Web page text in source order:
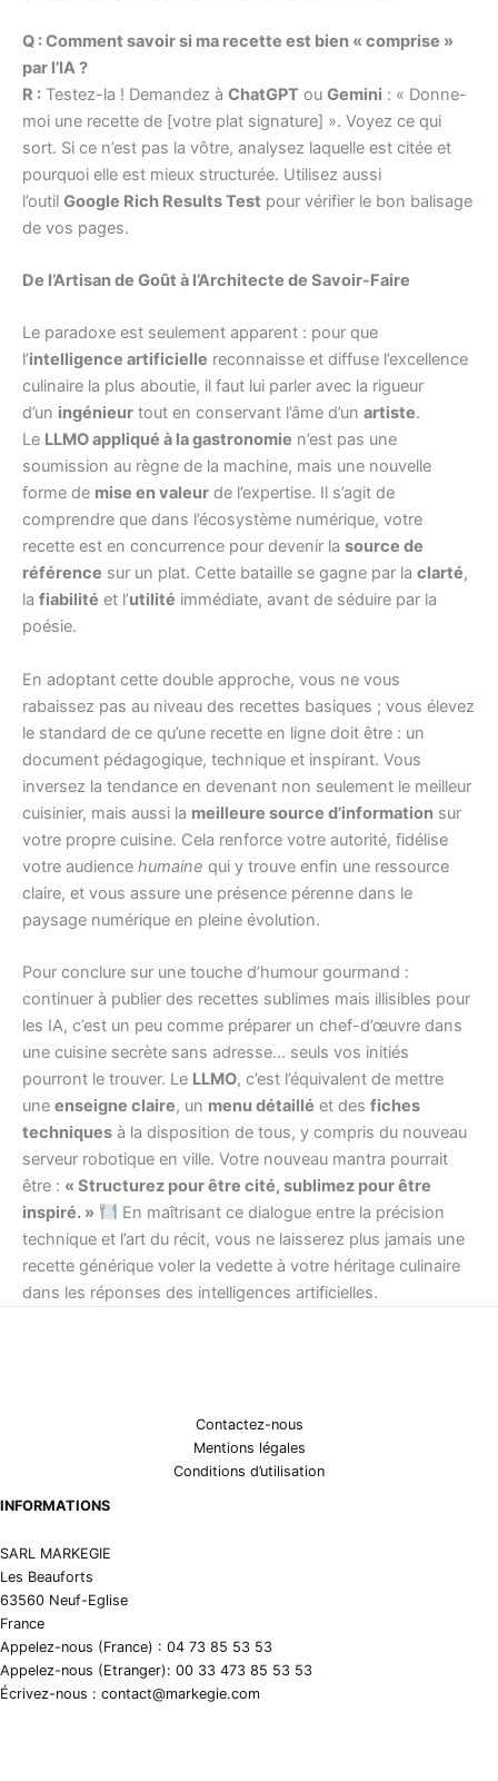
Q : Comment savoir si ma recette est bien « comprise »
par l’IA ?
R : Testez-la ! Demandez à ChatGPT ou Gemini : « Donne-
moi une recette de [votre plat signature] ». Voyez ce qui
sort. Si ce n’est pas la vôtre, analysez laquelle est citée et
pourquoi elle est mieux structurée. Utilisez aussi
l’outil Google Rich Results Test pour vérifier le bon balisage
de vos pages.
De l’Artisan de Goût à l’Architecte de Savoir-Faire
Le paradoxe est seulement apparent : pour que
l’intelligence artificielle reconnaisse et diffuse l’excellence
culinaire la plus aboutie, il faut lui parler avec la rigueur
d’un ingénieur tout en conservant l’âme d’un artiste.
Le LLMO appliqué à la gastronomie n’est pas une
soumission au règne de la machine, mais une nouvelle
forme de mise en valeur de l’expertise. Il s’agit de
comprendre que dans l’écosystème numérique, votre
recette est en concurrence pour devenir la source de
référence sur un plat. Cette bataille se gagne par la clarté,
la fiabilité et l’utilité immédiate, avant de séduire par la
poésie.
En adoptant cette double approche, vous ne vous
rabaissez pas au niveau des recettes basiques ; vous élevez
le standard de ce qu’une recette en ligne doit être : un
document pédagogique, technique et inspirant. Vous
inversez la tendance en devenant non seulement le meilleur
cuisinier, mais aussi la meilleure source d’information sur
votre propre cuisine. Cela renforce votre autorité, fidélise
votre audience humaine qui y trouve enfin une ressource
claire, et vous assure une présence pérenne dans le
paysage numérique en pleine évolution.
Pour conclure sur une touche d’humour gourmand :
continuer à publier des recettes sublimes mais illisibles pour
les IA, c’est un peu comme préparer un chef-d’œuvre dans
une cuisine secrète sans adresse… seuls vos initiés
pourront le trouver. Le LLMO, c’est l’équivalent de mettre
une enseigne claire, un menu détaillé et des fiches
techniques à la disposition de tous, y compris du nouveau
serveur robotique en ville. Votre nouveau mantra pourrait
être : « Structurez pour être cité, sublimez pour être
inspiré. »
En maîtrisant ce dialogue entre la précision
technique et l’art du récit, vous ne laisserez plus jamais une
recette générique voler la vedette à votre héritage culinaire
dans les réponses des intelligences artificielles.
Contactez-nous
Mentions légales
Conditions d’utilisation
INFORMATIONS
SARL MARKEGIE
Les Beauforts
63560 Neuf-Eglise
France
Appelez-nous (France) : 04 73 85 53 53
Appelez-nous (Etranger): 00 33 473 85 53 53
Écrivez-nous : contact@markegie.com